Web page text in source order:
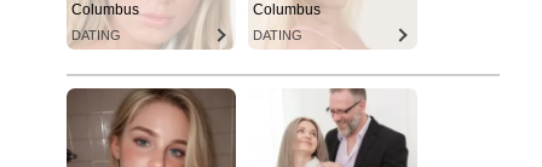
Columbus
DATING
Columbus
DATING